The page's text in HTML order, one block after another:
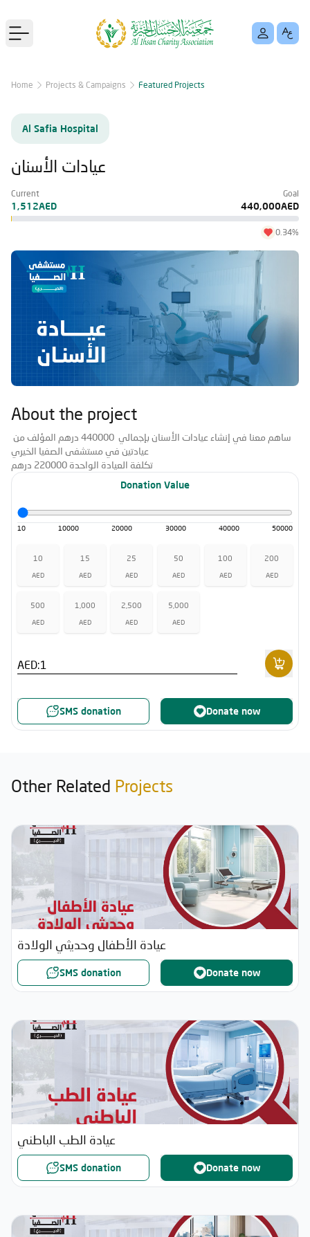
Open main menu
Home Projects & Campaigns Featured Projects
Al Safia Hospital
عيادات الأسنان
Current Goal
1,512AED 440,000AED
0.34%
About the project
عيادتين في مستشفى الصفيا الخيري
تكلفة العيادة الواحدة 220000 درهم
Donation Value
10 10000 20000 30000 40000 50000
10
AED
15
AED
25
AED
50
AED
100
AED
200
AED
500
AED
1,000
AED
2,500
AED
5,000
AED
AED:
SMS donation Donate now
Other Related Projects
عيادة الأطفال وحديثي الولادة
SMS donation Donate now
عيادة الطب الباطني
SMS donation Donate now